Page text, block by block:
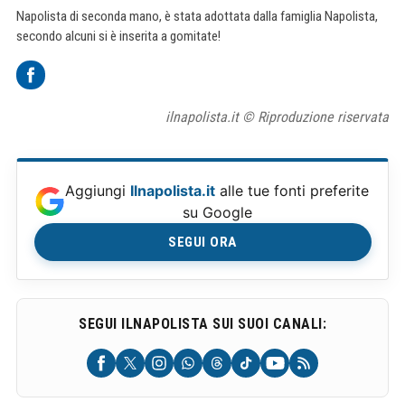
Napolista di seconda mano, è stata adottata dalla famiglia Napolista,
secondo alcuni si è inserita a gomitate!
ilnapolista.it © Riproduzione riservata
Aggiungi Ilnapolista.it alle tue fonti preferite
su Google
SEGUI ORA
SEGUI ILNAPOLISTA SUI SUOI CANALI: